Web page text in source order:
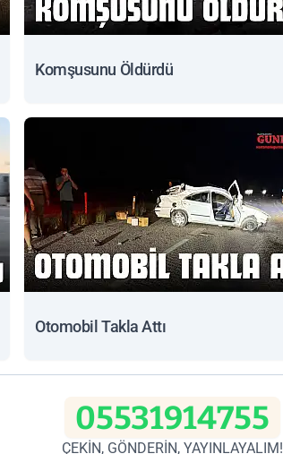
Komşusunu Öldürdü
Otomobil Takla Attı
05531914755
ÇEKİN, GÖNDERİN, YAYINLAYALIM!